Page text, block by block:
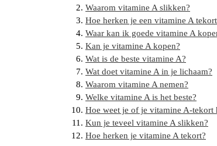
Waarom vitamine A slikken?
Hoe herken je een vitamine A
Waar kan ik goede vitamine A
Kan je vitamine A kopen?
Wat is de beste vitamine A?
Wat doet vitamine A in je lichaam?
Waarom vitamine A nemen?
Welke vitamine A is het beste?
Hoe weet je of je vitamine A-tekort
Kun je teveel vitamine A slikken?
Hoe herken je vitamine A tekort?